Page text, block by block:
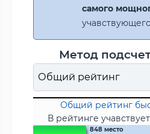
самого
Метод
Общий рейтинг
В рейтинге
848 место